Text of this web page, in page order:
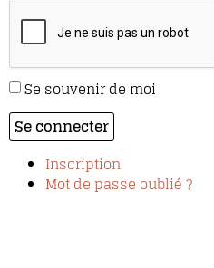
Se souvenir de moi
Se connecter
Inscription
Mot de passe oublié ?